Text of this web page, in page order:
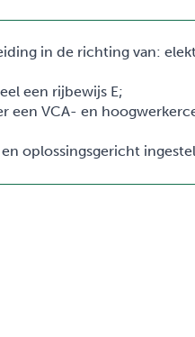
in de richting van:
een rijbewijs E;
een VCA- en
oplossingsgericht